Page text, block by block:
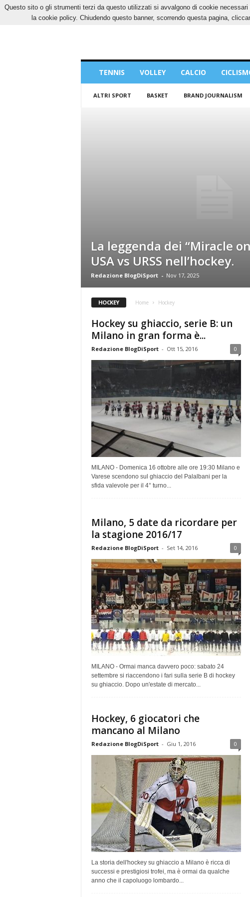
SABATO, 8 AGOSTO 2026 CONTATTI COOKIES
Sport
TENNIS VOLLEY CALCIO
ALTRI SPORT BASKET BRAND JOURNALISM
La leggenda dei “Miracle
USA vs URSS nell’hockey.
Redazione BlogDiSport - Nov 17, 2025
HOCKEY Home Hockey
Hockey su ghiaccio, serie B: un
Milano in gran forma è...
Redazione BlogDiSport - Ott 15, 2016 0
MILANO - Domenica 16 ottobre alle ore 19:30 Milano e
Varese scendono sul ghiaccio del Palalbani per la
sfida valevole per il 4° turno...
Milano, 5 date da ricordare per
la stagione 2016/17
Redazione BlogDiSport - Set 14, 2016 0
MILANO - Ormai manca davvero poco: sabato 24
settembre si riaccendono i fari sulla serie B di hockey
su ghiaccio. Dopo un'estate di mercato...
Hockey, 6 giocatori che
mancano al Milano
Redazione BlogDiSport - Giu 1, 2016 0
La storia dell'hockey su ghiaccio a Milano è ricca di
successi e prestigiosi trofei, ma è ormai da qualche
anno che il capoluogo lombardo...
Questo sito o gli strumenti terzi da questo utilizzati si avvalgono di cookie
la cookie policy. Chiudendo questo banner, scorrendo questa pagina,